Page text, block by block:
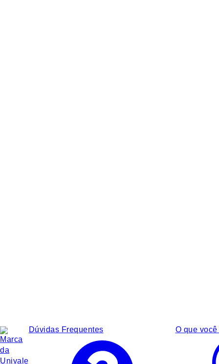
Dúvidas Frequentes O que